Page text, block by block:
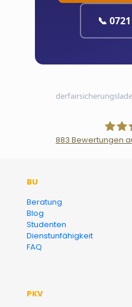
📞
883 Bewertungen
BU
Beratung
Blog
Studenten
Dienstunfähigkeit
FAQ
PKV